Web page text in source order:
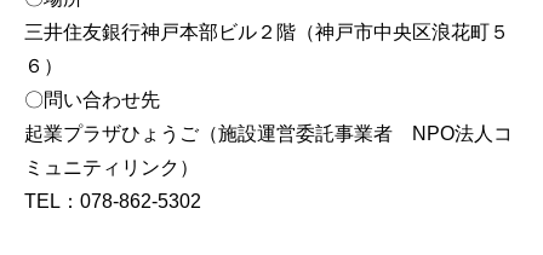
三井住友銀行神戸本部ビル２階（神戸市中央区浪花町５
６）
〇問い合わせ先
起業プラザひょうご（施設運営委託事業者 NPO法人コ
ミュニティリンク）
TEL：078-862-5302